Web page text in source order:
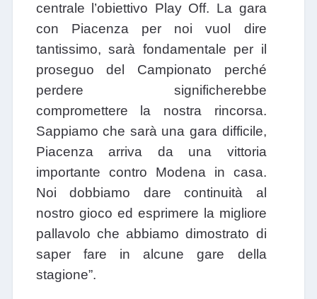
centrale l’obiettivo Play Off. La gara
con Piacenza per noi vuol dire
tantissimo, sarà fondamentale per il
proseguo del Campionato perché
perdere significherebbe
compromettere la nostra rincorsa.
Sappiamo che sarà una gara difficile,
Piacenza arriva da una vittoria
importante contro Modena in casa.
Noi dobbiamo dare continuità al
nostro gioco ed esprimere la migliore
pallavolo che abbiamo dimostrato di
saper fare in alcune gare della
stagione”.